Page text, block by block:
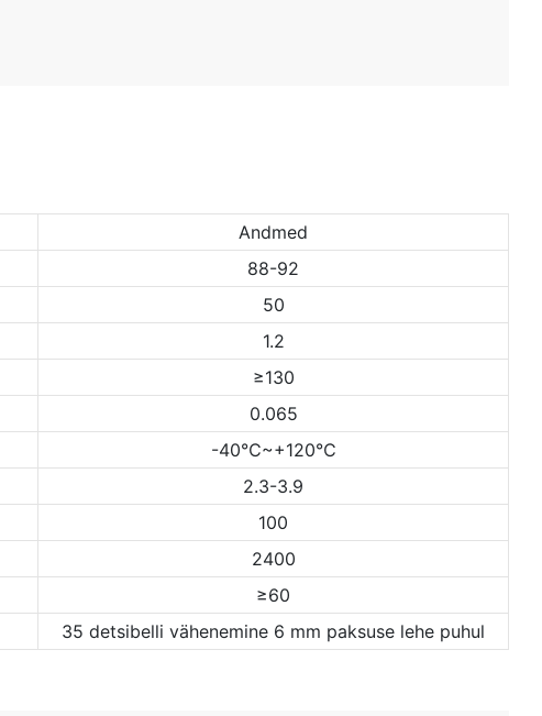
Andmed
88-92
50
1.2
≥130
0.065
-40℃~+120℃
2.3-3.9
100
2400
≥60
35 detsibelli vähenemine 6 mm paksuse lehe puhul